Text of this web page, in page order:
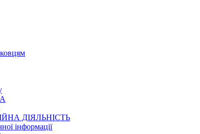
ДІЯЛЬНІСТЬ
інформації